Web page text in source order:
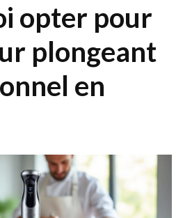
opter pour
plongeant
en